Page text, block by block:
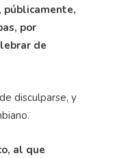
públicamente,
por
de
disculparse, y
al que